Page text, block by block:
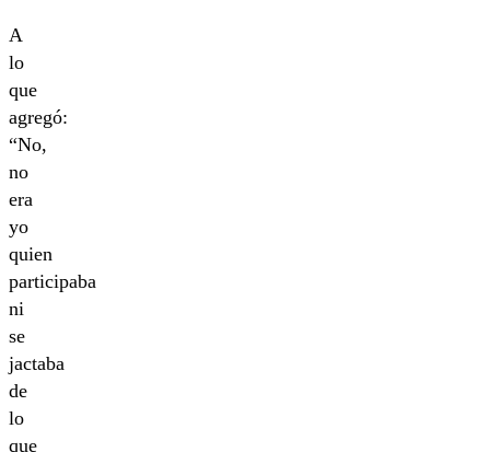
A
lo
que
agregó:
“No,
no
era
yo
quien
participaba
ni
se
jactaba
de
lo
que